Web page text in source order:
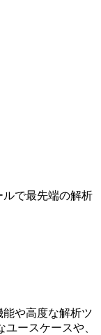
ルで最先端の解析
能や高度な解析ツ
ースケースや、